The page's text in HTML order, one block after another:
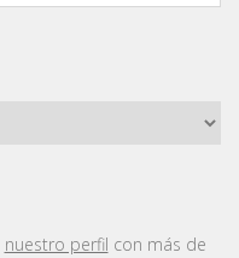
nuestro perfil con más de